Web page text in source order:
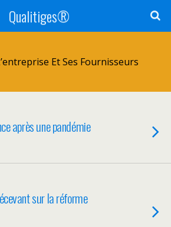
Qualitiges®
Et Ses Fournisseurs
après une pandémie
sur la réforme